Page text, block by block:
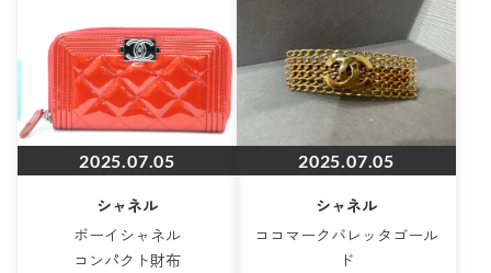
2025.07.05
シャネル
ボーイシャネル
コンパクト財布
2025.07.05
シャネル
ココマークバレッタゴール
ド